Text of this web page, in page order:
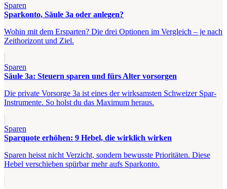
Sparen
Sparkonto, Säule 3a oder anlegen?
Wohin mit dem Ersparten? Die drei Optionen im Vergleich – je nach
Zeithorizont und Ziel.
Sparen
Säule 3a: Steuern sparen und fürs Alter vorsorgen
Die private Vorsorge 3a ist eines der wirksamsten Schweizer Spar-
Instrumente. So holst du das Maximum heraus.
Sparen
Sparquote erhöhen: 9 Hebel, die wirklich wirken
Sparen heisst nicht Verzicht, sondern bewusste Prioritäten. Diese
Hebel verschieben spürbar mehr aufs Sparkonto.